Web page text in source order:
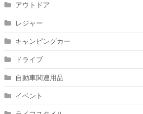
アウトドア
レジャー
キャンピングカー
ドライブ
自動車関連用品
イベント